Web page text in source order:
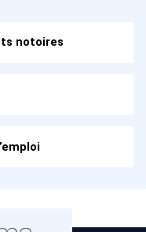
notoires